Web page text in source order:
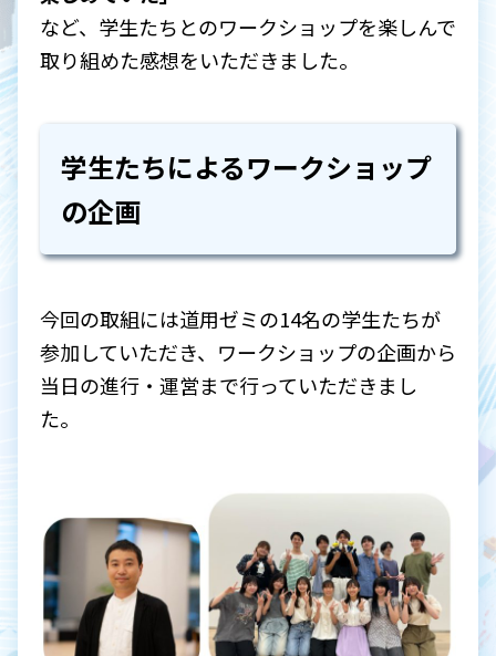
など、学生たちとのワークショップを楽しんで
取り組めた感想をいただきました。
学生たちによるワークショップ
の企画
今回の取組には道用ゼミの14名の学生たちが
参加していただき、ワークショップの企画から
当日の進行・運営まで行っていただきまし
た。